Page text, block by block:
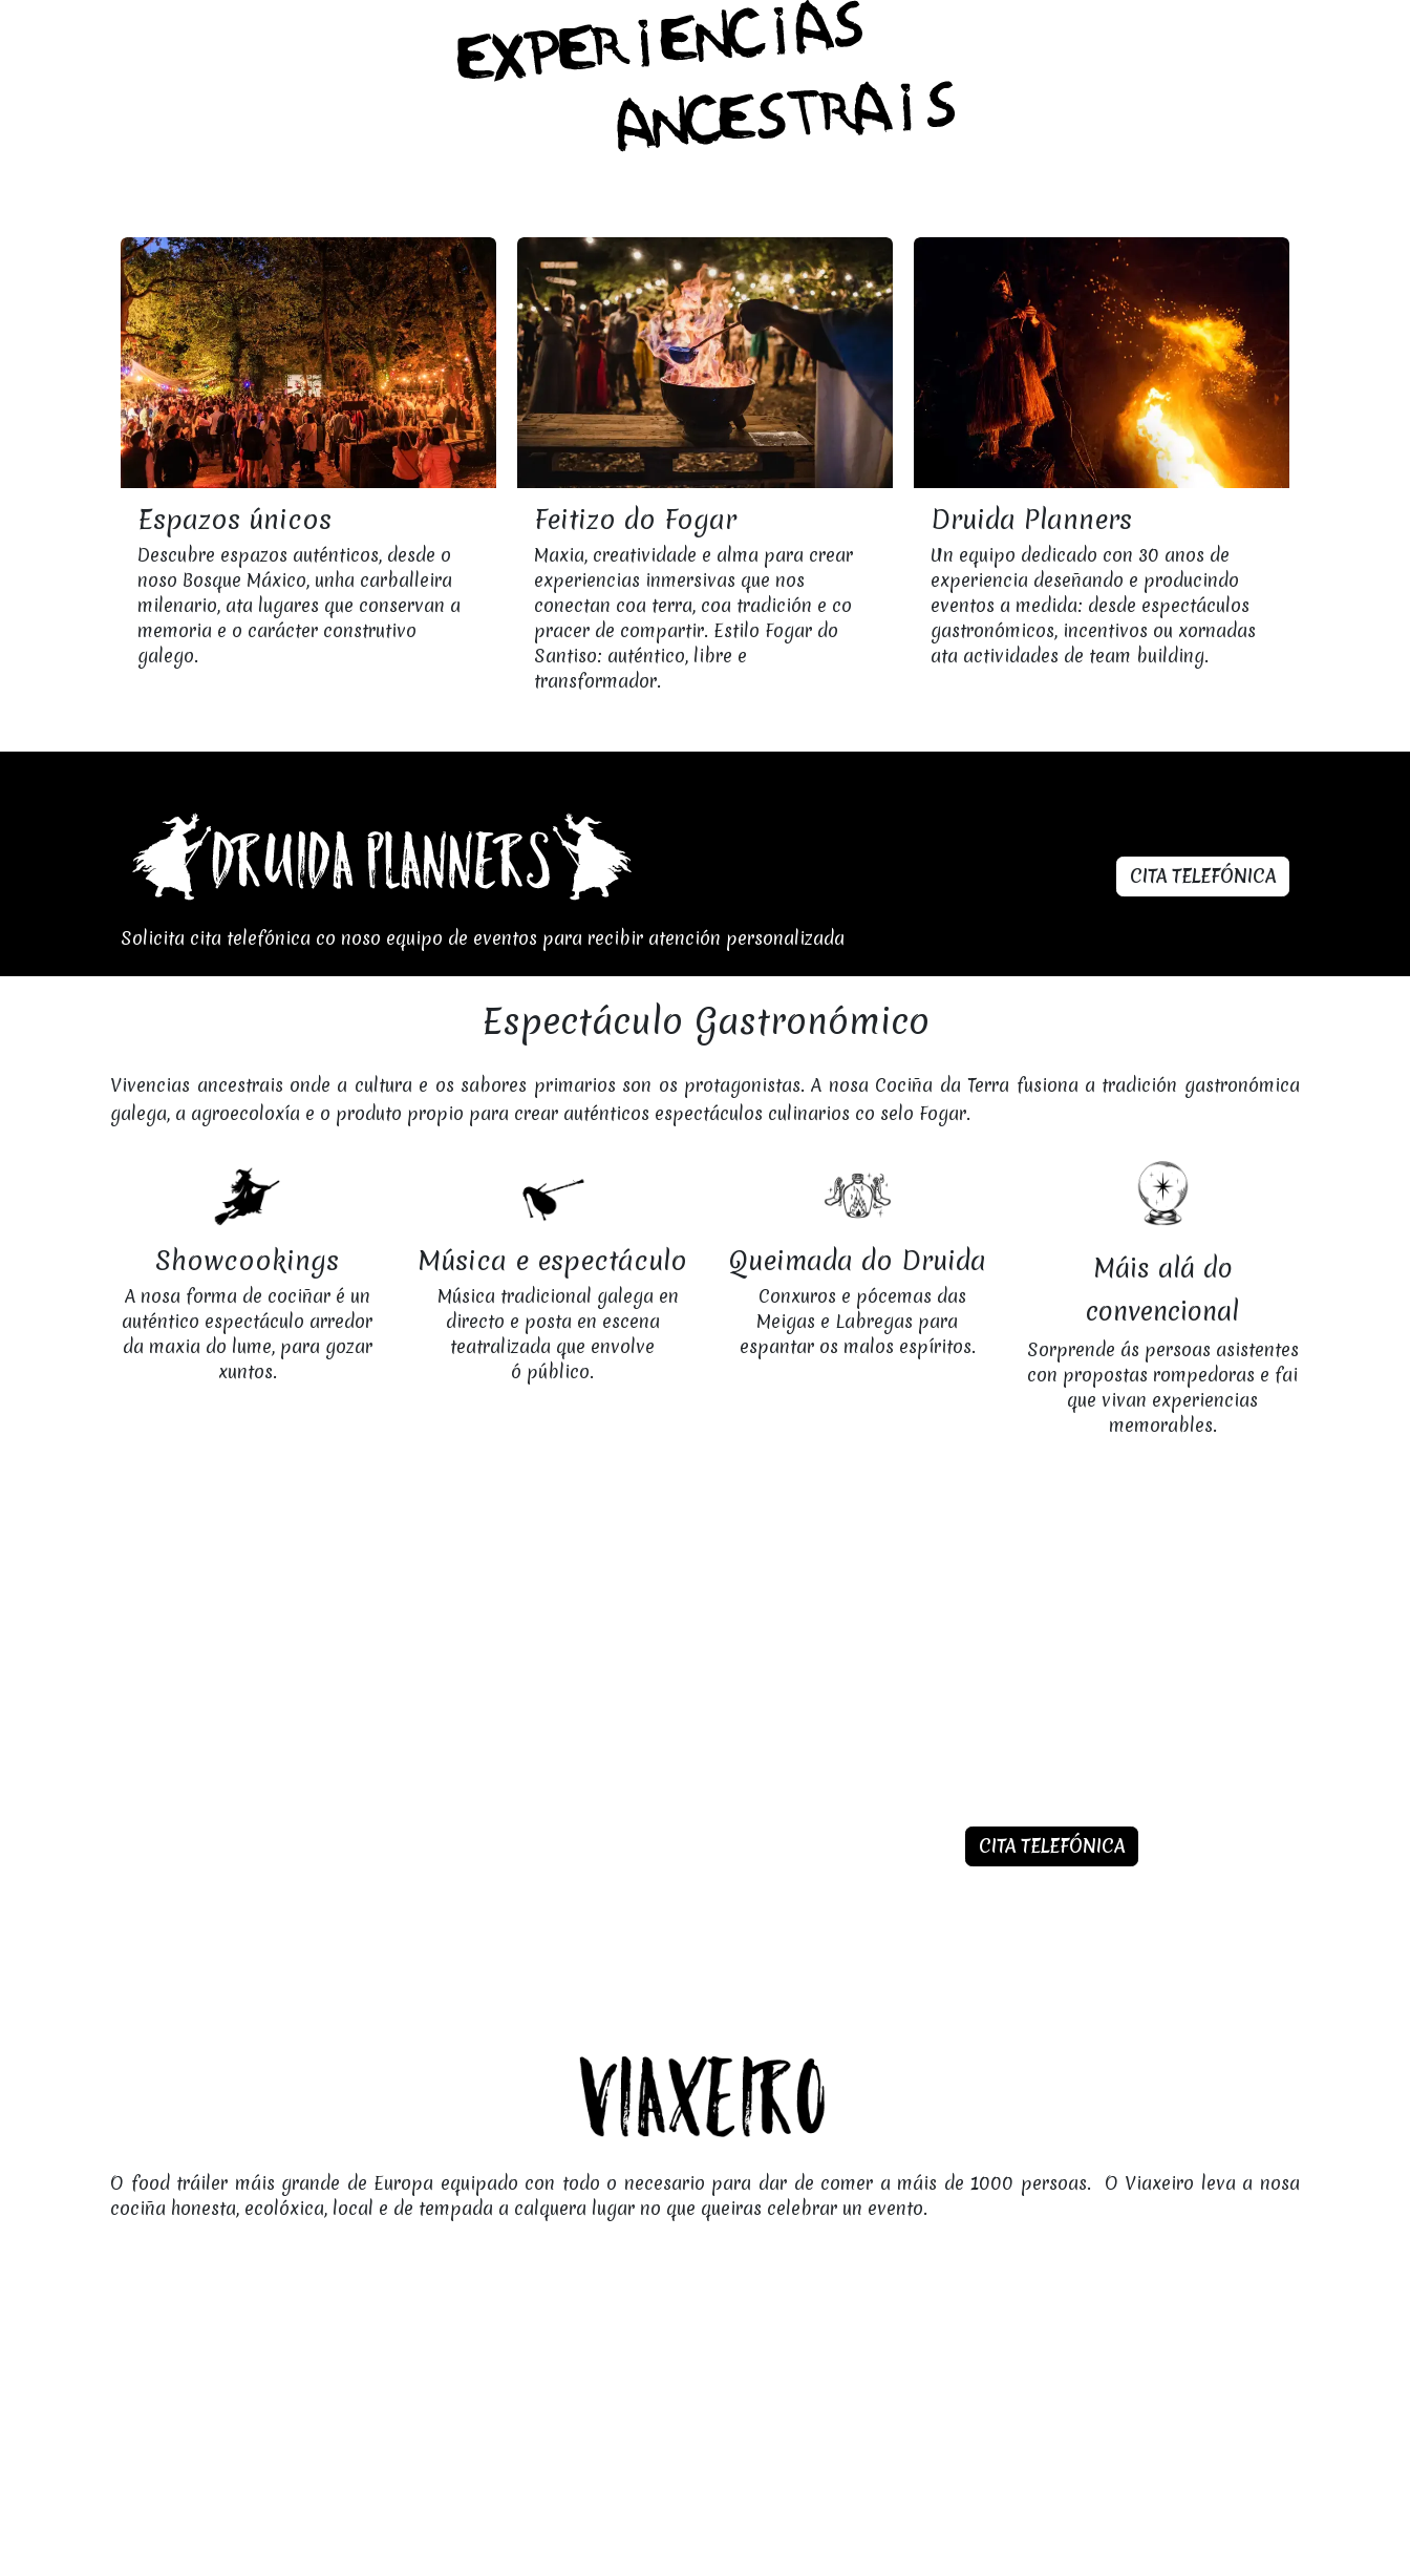
Feitizo do Fogar
Maxia, creatividade e alma para crear
experiencias inmersivas que nos
conectan coa terra, coa tradición e co
pracer de compartir. Estilo Fogar do
Santiso: auténtico, libre e
transformador.
Espazos únicos
Descubre espazos auténticos, desde o
noso Bosque Máxico, unha carballeira
milenario, ata lugares que conservan a
memoria e o carácter construtivo
galego.
Druida Planners
Un equipo dedicado con 30 anos de
experiencia deseñando e producindo
eventos a medida: desde espectáculos
gastronómicos, incentivos ou xornadas
ata actividades de team building.
Solicita cita telefónica co noso equipo de eventos para recibir atención personalizada
CITA TELEFÓNICA
Espectáculo Gastronómico
Vivencias ancestrais onde a cultura e os sabores primarios son os protagonistas. A nosa Cociña da Terra fusiona a tradición gastronómica
galega, a agroecoloxía e o produto propio para crear auténticos espectáculos culinarios co selo Fogar.
Showcookings
A nosa forma de cociñar é un
auténtico espectáculo arredor
da maxia do lume, para gozar
xuntos.
Música e espectáculo
Música tradicional galega en
directo e posta en escena
teatralizada que envolve
ó público.
Queimada do Druida
Conxuros e pócemas das
Meigas e Labregas para
espantar os malos espíritos.
Máis alá do
convencional
Sorprende ás persoas asistentes
con propostas rompedoras e fai
que vivan experiencias
memorables.
CITA TELEFÓNICA
O food tráiler máis grande de Europa equipado con todo o necesario para dar de comer a máis de 1000 persoas. O Viaxeiro leva a nosa
cociña honesta, ecolóxica, local e de tempada a calquera lugar no que queiras celebrar un evento.